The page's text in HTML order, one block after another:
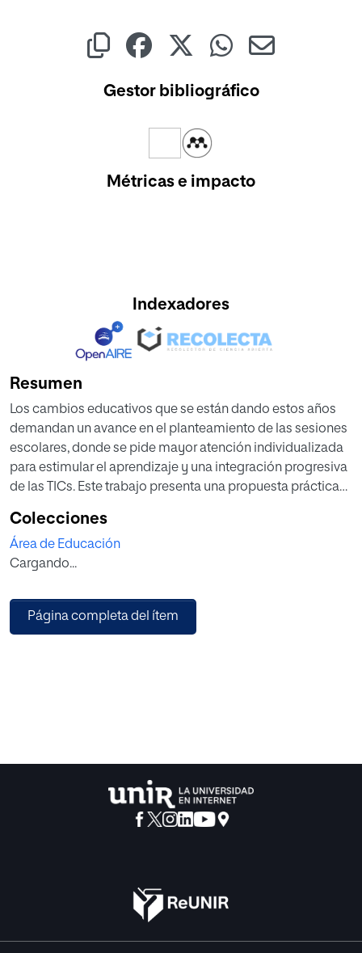
Gestor bibliográfico
Métricas e impacto
Indexadores
Resumen
Los cambios educativos que se están dando estos años
demandan un avance en el planteamiento de las sesiones
escolares, donde se pide mayor atención individualizada
para estimular el aprendizaje y una integración progresiva
de las TICs. Este trabajo presenta una propuesta práctica
del aula de Conocimiento del Medio en 6º de Educación
Primaria. Se ha llevado a cabo una revisión de los
principales factores que intervienen en el aprendizaje y se
pedagógicas para el desarrollo de las Inteligencias
Múltiples. Del mismo modo, se han realizado una serie de
Colecciones
Área de Educación
Cargando...
Página completa del ítem